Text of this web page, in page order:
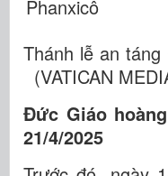
Thánh lễ an
(VATICAN
Đức Giáo
21/4/2025